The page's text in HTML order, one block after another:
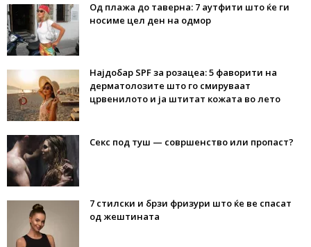
Од плажа до таверна: 7 аутфити што ќе ги
носиме цел ден на одмор
Најдобар SPF за розацеа: 5 фаворити на
дерматолозите што го смируваат
црвенилото и ја штитат кожата во лето
Секс под туш — совршенство или пропаст?
7 стилски и брзи фризури што ќе ве спасат
од жештината